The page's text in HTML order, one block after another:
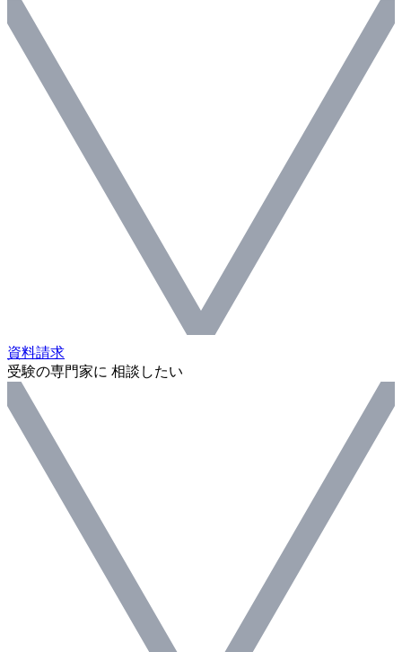
資料請求
受験の専門家に 相談したい